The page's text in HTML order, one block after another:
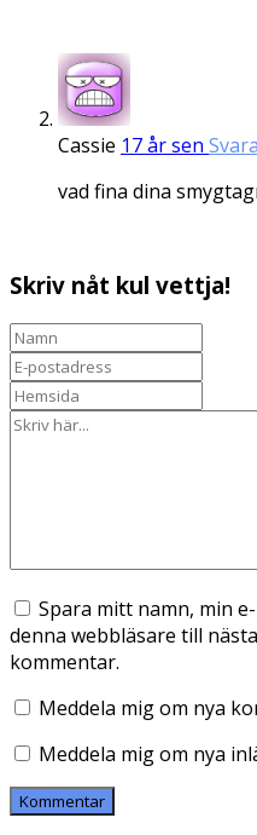
Cassie 17 år sen Svara
vad fina dina
Skriv nåt kul vettja!
Spara mitt namn, min
denna webbläsare till
kommentar.
Meddela mig om nya
Meddela mig om nya